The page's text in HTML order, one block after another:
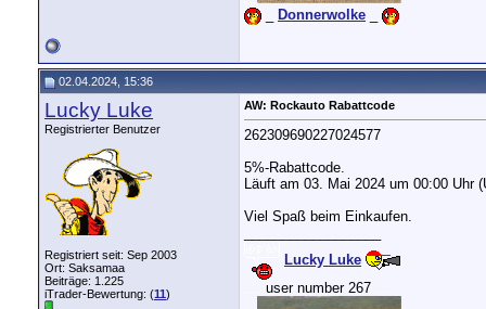
Donnerwolke
02.04.2024, 15:36
Lucky Luke
Registrierter Benutzer
Registriert seit: Sep 2003
Ort: Saksamaa
Beiträge: 1.225
iTrader-Bewertung: (11)
AW: Rockauto Rabattcode
262309690227024577
5%-Rabattcode.
Läuft am 03. Mai 2024 um 00:00 Uhr
Viel Spaß beim Einkaufen.
Lucky Luke
user number 267